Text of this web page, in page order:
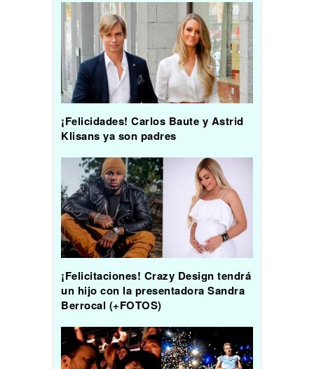
¡Felicidades! Carlos Baute y Astrid
Klisans ya son padres
¡Felicitaciones! Crazy Design tendrá
un hijo con la presentadora Sandra
Berrocal (+FOTOS)